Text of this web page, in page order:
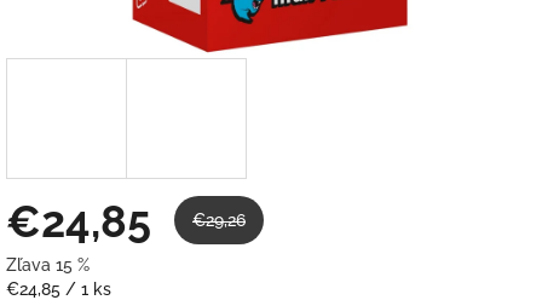
€24,85 €29,26
Zľava 15 %
Jednotková
€24,85 / 1 ks